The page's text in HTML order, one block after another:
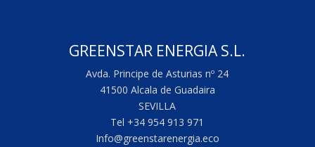
GREENSTAR ENERGIA S.L.
Avda. Principe de Asturias nº 24
41500 Alcala de Guadaira
SEVILLA
Tel +34 954 913 971
Info@greenstarenergia.eco